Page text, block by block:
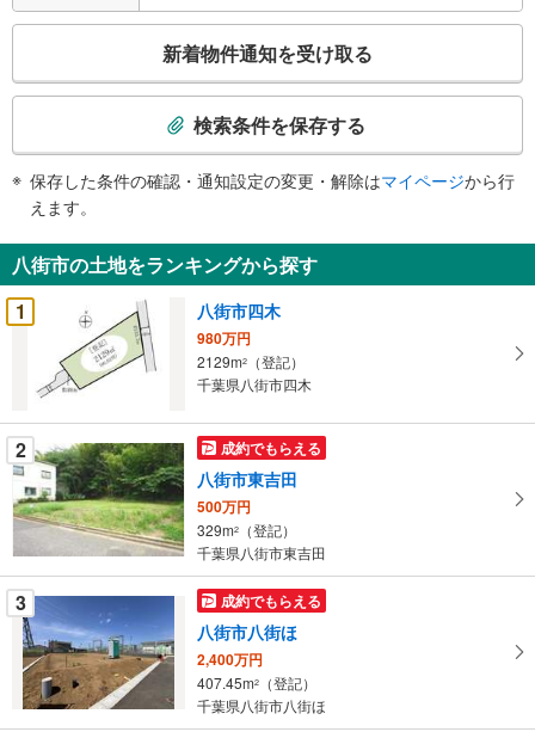
検
知
を
受
け
条
件
を
マ
イ
ペ
ー
ジ
に
保
存
新着物件通知を受け取る
検索条件を保存する
保存した条件の確認・通知設定の変更・解除はマイページから行
えます。
八街市の土地をランキングから探す
1
八街市四木
980万円
2129m2
（登記）
千葉県八街市四木
2 成約でもらえる
八街市東吉田
500万円
329m2
（登記）
千葉県八街市東吉田
3 成約でもらえる
八街市八街ほ
2,400万円
407.45m2
（登記）
千葉県八街市八街ほ